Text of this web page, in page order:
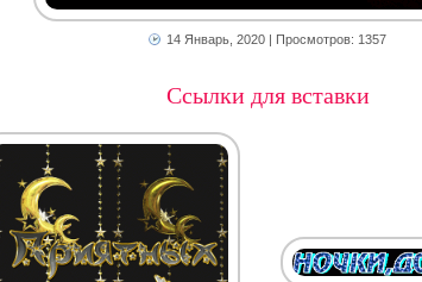
14 Январь, 2020 | Просмотров: 1357
Ссылки для вставки